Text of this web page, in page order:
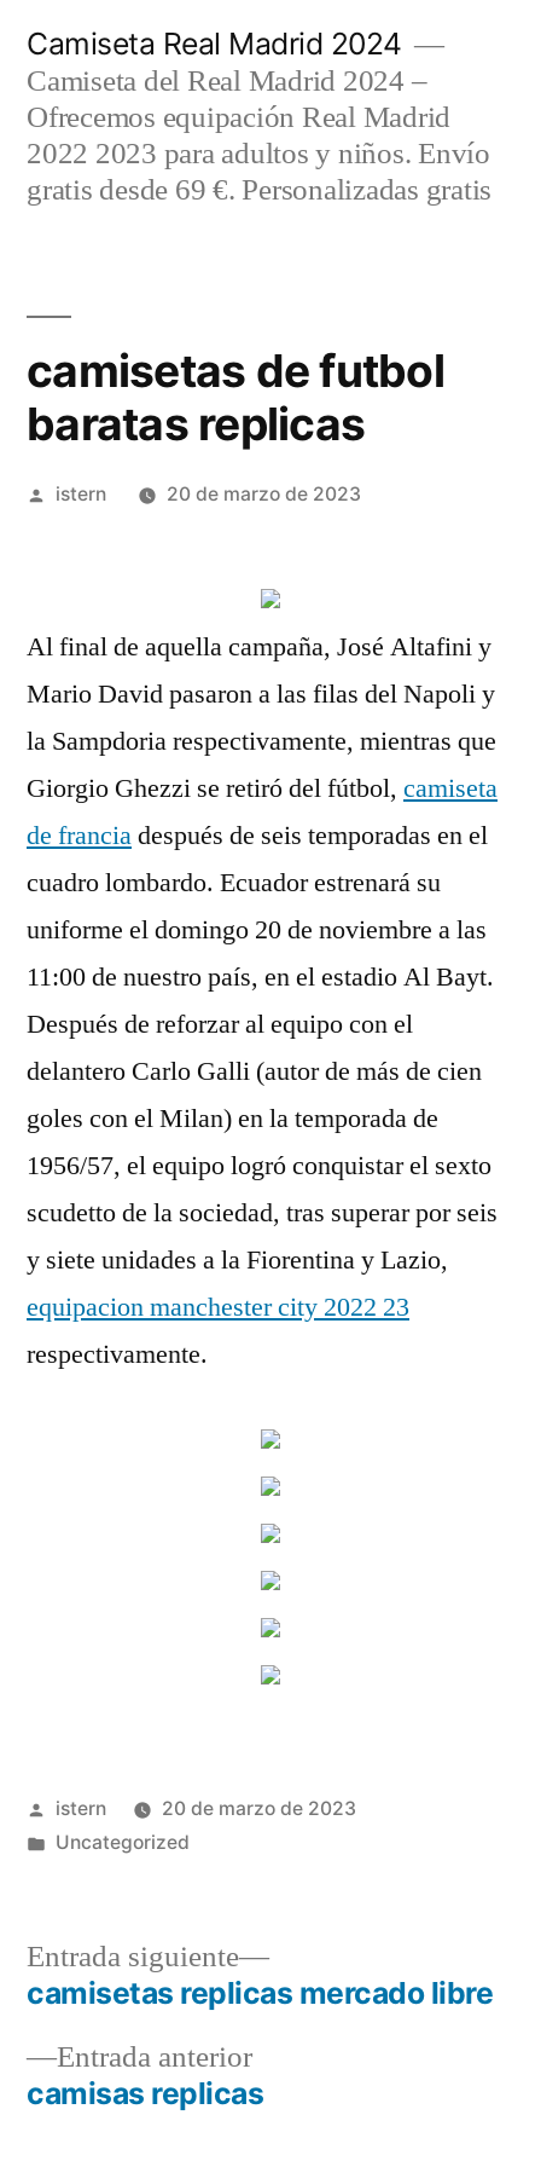
contenido
Camiseta Real Madrid 2024
Camiseta del Real Madrid 2024 –
Ofrecemos equipación Real Madrid
2022 2023 para adultos y niños. Envío
gratis desde 69 €. Personalizadas gratis
camisetas de futbol
baratas replicas
Publicado
istern 20 de marzo de 2023
Al final de aquella campaña, José Altafini y
Mario David pasaron a las filas del Napoli y
la Sampdoria respectivamente, mientras que
Giorgio Ghezzi se retiró del fútbol, camiseta
de franciadespués de seis temporadas en el
cuadro lombardo. Ecuador estrenará su
uniforme el domingo 20 de noviembre a las
11:00 de nuestro país, en el estadio Al Bayt.
Después de reforzar al equipo con el
delantero Carlo Galli (autor de más de cien
goles con el Milan) en la temporada de
1956/57, el equipo logró conquistar el sexto
scudetto de la sociedad, tras superar por seis
y siete unidades a la Fiorentina y Lazio,
equipacion manchester city 2022 23
respectivamente.
Publicado
por
istern
20 de marzo de 2023
Publicado
Uncategorized
Navegación
de
entradas
Entrada anteriorEntrada
anterior:
camisas replicas
Entrada siguiente
Entrada
siguiente:
camisetas replicas mercado libre